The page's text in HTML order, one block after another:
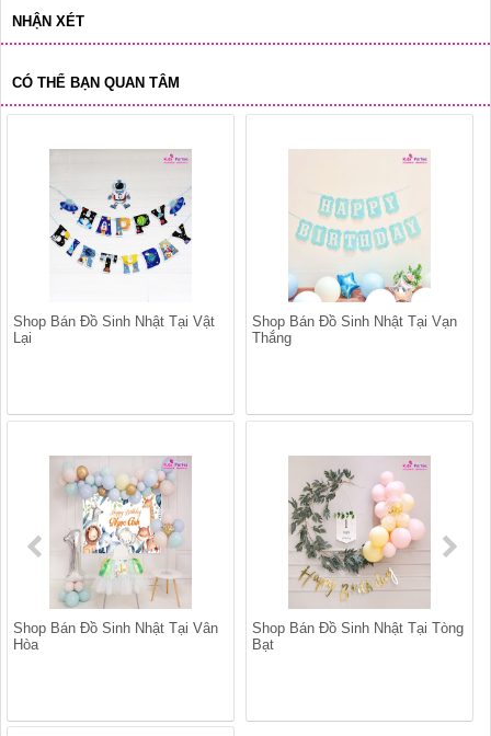
NHẬN XÉT
CÓ THỂ BẠN QUAN TÂM
Shop Bán Đồ Sinh Nhật Tại Vật
Lại
Shop Bán Đồ Sinh Nhật Tại Vạn
Thắng
Shop Bán Đồ Sinh Nhật Tại Vân
Hòa
Shop Bán Đồ Sinh Nhật Tại Tòng
Bạt